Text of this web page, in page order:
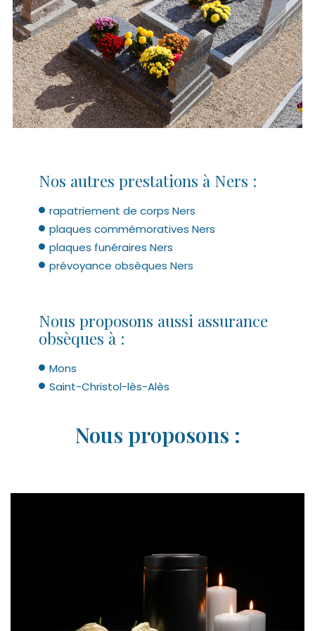
Nos autres prestations à Ners :
rapatriement de corps Ners
plaques commémoratives Ners
plaques funéraires Ners
prévoyance obsèques Ners
Nous proposons aussi assurance
obsèques à :
Mons
Saint-Christol-lès-Alès
Nous proposons :